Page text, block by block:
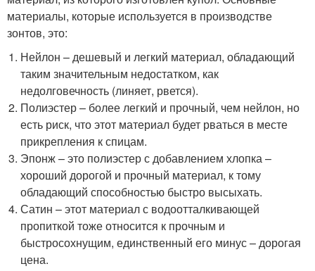
материалы, которые используется в производстве
зонтов, это:
Нейлон – дешевый и легкий материал, обладающий
таким значительным недостатком, как
недолговечность (линяет, рвется).
Полиэстер – более легкий и прочный, чем нейлон, но
есть риск, что этот материал будет рваться в месте
прикрепления к спицам.
Эпонж – это полиэстер с добавлением хлопка –
хороший дорогой и прочный материал, к тому
обладающий способностью быстро высыхать.
Сатин – этот материал с водоотталкивающей
пропиткой тоже относится к прочным и
быстросохнущим, единственный его минус – дорогая
цена.